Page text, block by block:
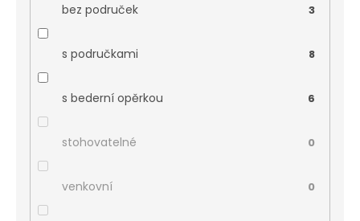
bez područek 3
s područkami 8
s bederní opěrkou 6
stohovatelné 0
venkovní 0